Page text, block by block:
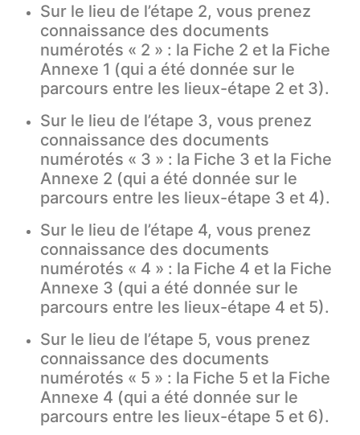
Sur le lieu de l’étape 2, vous prenez
connaissance des documents
numérotés « 2 » : la Fiche 2 et la Fiche
Annexe 1 (qui a été donnée sur le
parcours entre les lieux-étape 2 et 3).
Sur le lieu de l’étape 3, vous prenez
connaissance des documents
numérotés « 3 » : la Fiche 3 et la Fiche
Annexe 2 (qui a été donnée sur le
parcours entre les lieux-étape 3 et 4).
Sur le lieu de l’étape 4, vous prenez
connaissance des documents
numérotés « 4 » : la Fiche 4 et la Fiche
Annexe 3 (qui a été donnée sur le
parcours entre les lieux-étape 4 et 5).
Sur le lieu de l’étape 5, vous prenez
connaissance des documents
numérotés « 5 » : la Fiche 5 et la Fiche
Annexe 4 (qui a été donnée sur le
parcours entre les lieux-étape 5 et 6).